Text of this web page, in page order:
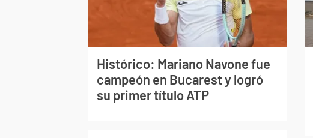
Histórico: Mariano Navone fue
campeón en Bucarest y logró
su primer título ATP